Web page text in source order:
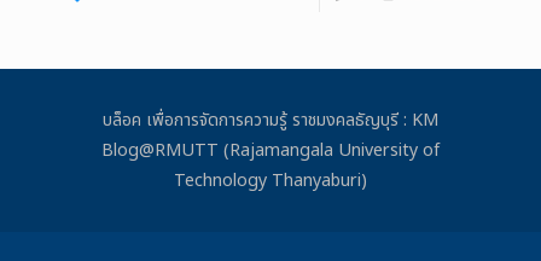
บล็อค เพื่อการจัดการความรู้ ราชมงคลธัญบุรี : KM
Blog@RMUTT (Rajamangala University of
Technology Thanyaburi)